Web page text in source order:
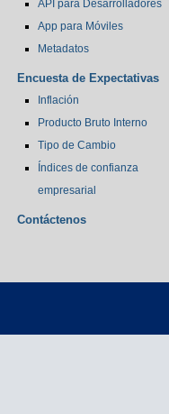
API para Desarrolladores
App para Móviles
Metadatos
Encuesta de Expectativas
Inflación
Producto Bruto Interno
Tipo de Cambio
Índices de confianza
empresarial
Contáctenos